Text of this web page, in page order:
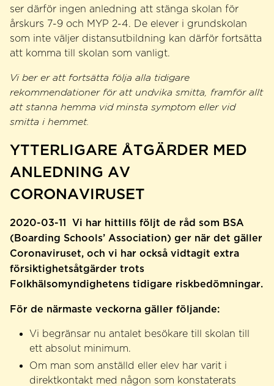
ser därför ingen anledning att stänga skolan för
årskurs 7-9 och MYP 2-4. De elever i grundskolan
som inte väljer distansutbildning kan därför fortsätta
att komma till skolan som vanligt.
Vi ber er att fortsätta följa alla tidigare
rekommendationer för att undvika smitta, framför allt
att stanna hemma vid minsta symptom eller vid
smitta i hemmet.
YTTERLIGARE ÅTGÄRDER MED
ANLEDNING AV
CORONAVIRUSET
2020-03-11
Vi har hittills följt de råd som BSA
(Boarding Schools’ Association) ger när det gäller
Coronaviruset, och vi har också vidtagit extra
försiktighetsåtgärder trots
Folkhälsomyndighetens tidigare riskbedömningar.
För de närmaste veckorna gäller följande:
Vi begränsar nu antalet besökare till skolan till
ett absolut minimum.
Om man som anställd eller elev har varit i
direktkontakt med någon som konstaterats